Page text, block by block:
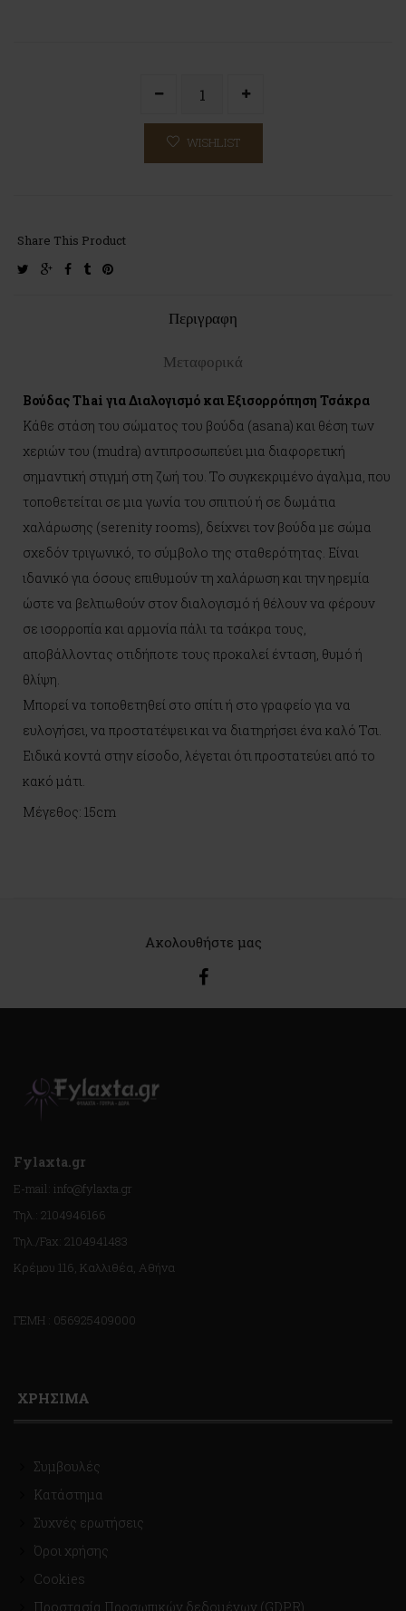
WISHLIST
Share This Product
twittergoogle-facebook
tumblrpinterest
Περιγραφη
Μεταφορικά
Βούδας Thai για Διαλογισμό και Εξισορρόπηση Τσάκρα
Κάθε στάση του σώματος του βούδα (asana) και θέση των
χεριών του (mudra) αντιπροσωπεύει μια διαφορετική
σημαντική στιγμή στη ζωή του. Το συγκεκριμένο άγαλμα, που
τοποθετείται σε μια γωνία του σπιτιού ή σε δωμάτια
χαλάρωσης (serenity rooms), δείχνει τον βούδα με σώμα
σχεδόν τριγωνικό, το σύμβολο της σταθερότητας. Είναι
ιδανικό για όσους επιθυμούν τη χαλάρωση και την ηρεμία
ώστε να βελτιωθούν στον διαλογισμό ή θέλουν να φέρουν
σε ισορροπία και αρμονία πάλι τα τσάκρα τους,
αποβάλλοντας οτιδήποτε τους προκαλεί ένταση, θυμό ή
θλίψη.
Μπορεί να τοποθετηθεί στο σπίτι ή στο γραφείο για να
ευλογήσει, να προστατέψει και να διατηρήσει ένα καλό Τσι.
Ειδικά κοντά στην είσοδο, λέγεται ότι προστατεύει από το
κακό μάτι.
Μέγεθος: 15cm
Ακολουθήστε μας
Fylaxta.gr
E-mail: info@fylaxta.gr
Τηλ.: 2104946166
Τηλ./Fax: 2104941483
Κρέμου 116, Καλλιθέα, Αθήνα
ΓΕΜΗ : 056925409000
ΧΡΗΣΙΜΑ
Συμβουλές
Κατάστημα
Συχνές ερωτήσεις
Όροι χρήσης
Cookies
Προστασία Προσωπικών δεδομένων (GDPR)